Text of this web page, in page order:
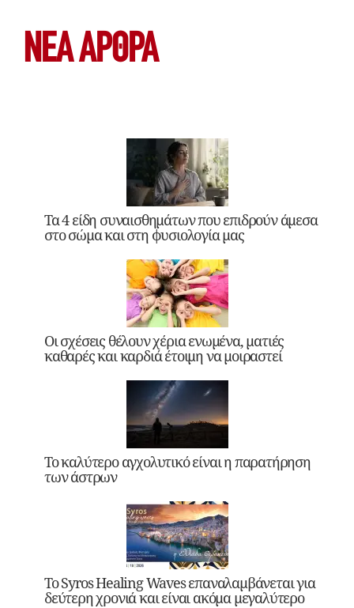
ΝΕΑ ΆΡΘΡΑ
Τα 4 είδη συναισθημάτων που επιδρούν άμεσα
στο σώμα και στη φυσιολογία μας
Οι σχέσεις θέλουν χέρια ενωμένα, ματιές
καθαρές και καρδιά έτοιμη να μοιραστεί
Το καλύτερο αγχολυτικό είναι η παρατήρηση
των άστρων
Το Syros Healing Waves επαναλαμβάνεται για
δεύτερη χρονιά και είναι ακόμα μεγαλύτερο